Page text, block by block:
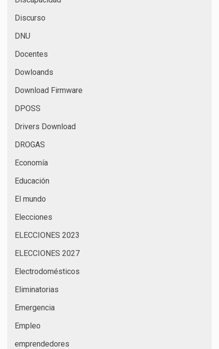
Discurso
DNU
Docentes
Dowloands
Download Firmware
DPOSS
Drivers Download
DROGAS
Economía
Educación
El mundo
Elecciones
ELECCIONES 2023
ELECCIONES 2027
Electrodomésticos
Eliminatorias
Emergencia
Empleo
emprendedores